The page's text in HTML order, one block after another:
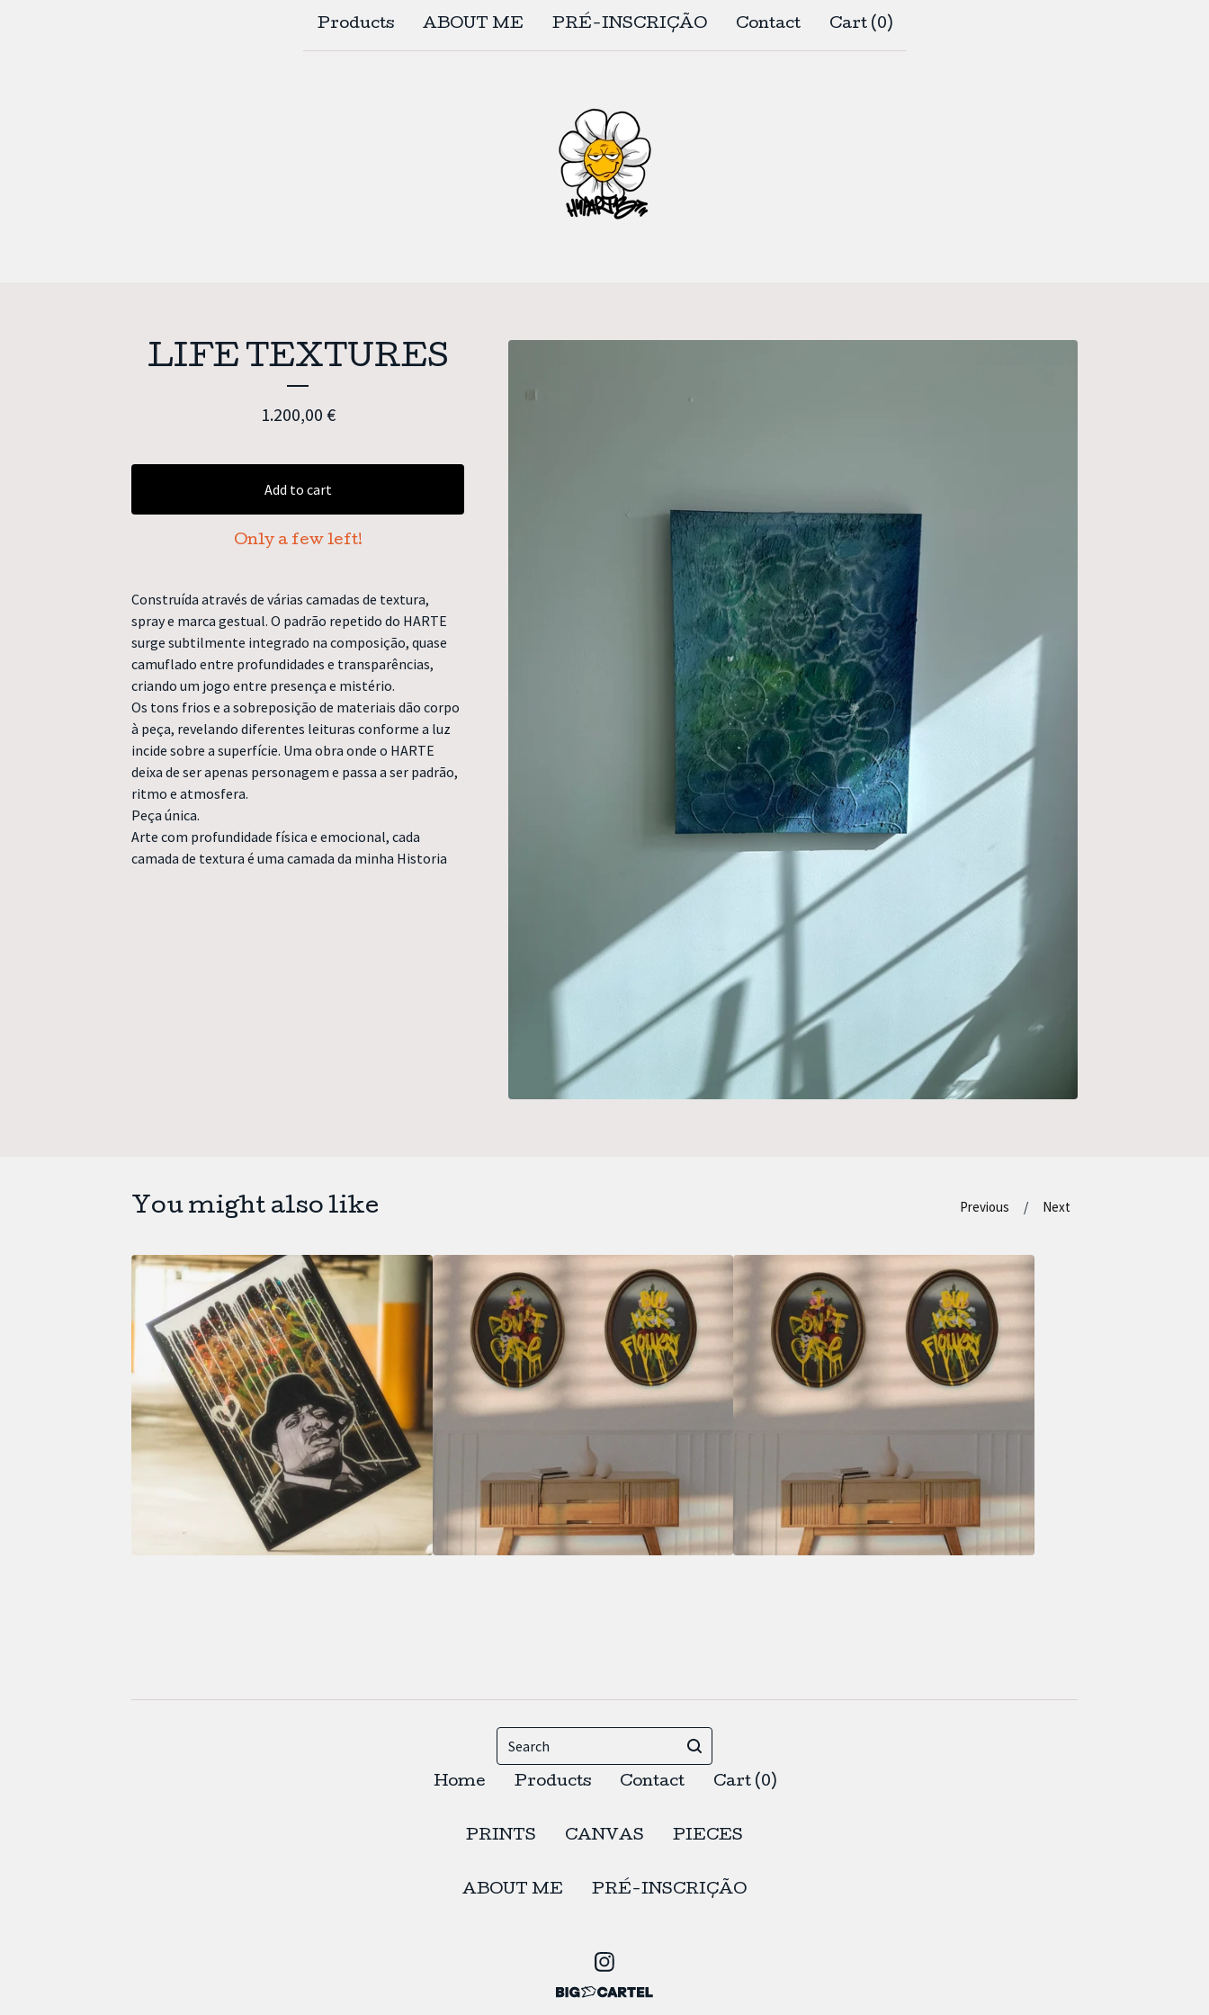
Products ABOUT ME PRÉ-INSCRIÇÃO Contact Cart (0)
LIFE TEXTURES
1.200,00 €
Add to cart
Only a few left!
Construída através de várias camadas de textura,
spray e marca gestual. O padrão repetido do HARTE
surge subtilmente integrado na composição, quase
camuflado entre profundidades e transparências,
criando um jogo entre presença e mistério.
Os tons frios e a sobreposição de materiais dão corpo
à peça, revelando diferentes leituras conforme a luz
incide sobre a superfície. Uma obra onde o HARTE
deixa de ser apenas personagem e passa a ser padrão,
ritmo e atmosfera.
Peça única.
Arte com profundidade física e emocional, cada
camada de textura é uma camada da minha Historia
You might also like Previous Next
Home Products Contact Cart (0)
PRINTS CANVAS PIECES
ABOUT ME PRÉ-INSCRIÇÃO